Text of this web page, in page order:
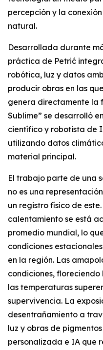
percepción y la
natural.
Desarrollada durante
práctica de Petrić
robótica, luz y datos
producir obras en las
genera directamente la
Sublime” se desarrolló
científico y robotista de
utilizando datos
material principal.
El trabajo parte de una
no es una
un registro físico de
calentamiento se está
promedio mundial, lo
condiciones
en la región. Las
condiciones,
las temperaturas
supervivencia. La
desentrañamiento a
luz y obras de
personalizada e IA que